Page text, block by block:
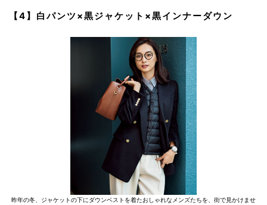
【4】白パンツ×黒ジャケット×黒インナーダウン
昨年の冬、ジャケットの下にダウンベストを着たおしゃれなメンズたちを、街で見かけませ